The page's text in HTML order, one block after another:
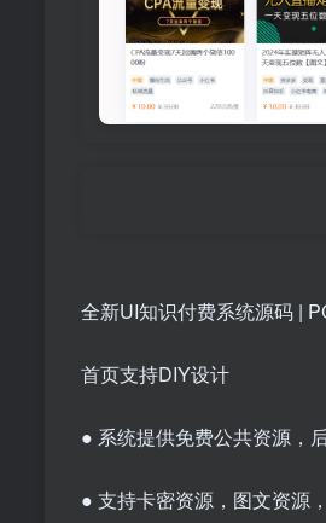
全新UI知识付费系统源码 |
首页支持DIY设计
● 系统提供免费公共资源，
● 支持卡密资源，图文资源